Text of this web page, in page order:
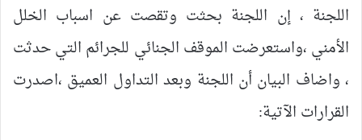
اللجنة ، إن اللجنة بحثت وتقصت عن اسباب الخلل
الأمني ،واستعرضت الموقف الجنائي للجرائم التي حدثت
، واضاف البيان أن اللجنة وبعد التداول العميق ،اصدرت
القرارات الآتية: